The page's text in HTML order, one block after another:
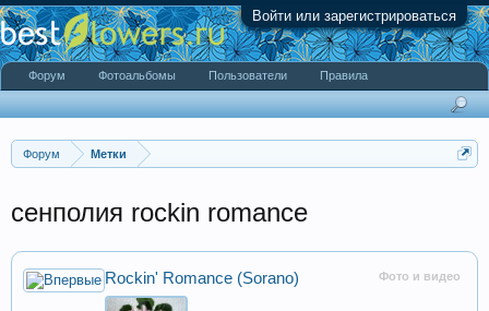
Войти или зарегистрироваться
Форум Метки
сенполия rockin romance
Фото и видео
Rockin' Romance (Sorano)
Форум Фотоальбомы Пользователи Правила